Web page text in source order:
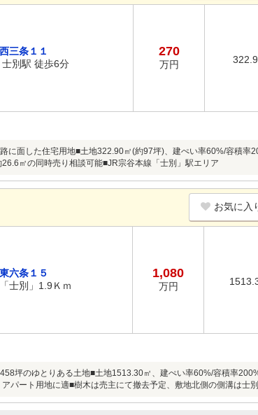
三条１１
士別駅 徒歩6分
270
万円
に面した住宅用地■土地322.90㎡(約97坪)、建ぺい率60%/容積率
㎡の同時売り相談可能■JR宗谷本線「士別」駅エリア
お気に入
六条１５
士別」1.9Ｋｍ
1,080
万円
坪のゆとりある土地■土地1513.30㎡、建ぺい率60%/容積率
パート用地に適■樹木は売主にて撤去予定、敷地北側の側溝は士